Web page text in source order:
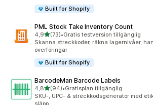
Built for Shopify
PML Stock Take Inventory Count
4,9av 5 stjärnor
(73)
73 recensioner totalt
•Gratis testversion tillgänglig
Skanna streckkoder, räkna lagernivåer,
överföringar
Built for Shopify
BarcodeMan Barcode Labels
4,8av 5 stjärnor
(94)
94 recensioner totalt
•Gratisplan tillgänglig
SKU-, UPC- & streckkodsgenerator med
släpp